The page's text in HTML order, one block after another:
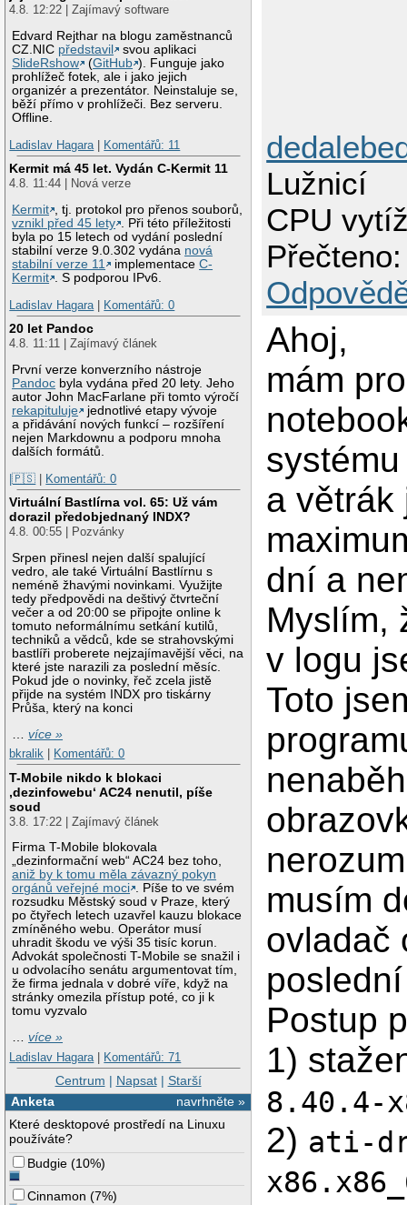
4.8. 12:22 | Zajímavý software
Edvard Rejthar na blogu zaměstnanců
CZ.NIC představil
svou aplikaci
SlideRshow
(GitHub ). Funguje jako
prohlížeč fotek, ale i jako jejich
organizér a prezentátor. Neinstaluje se,
běží přímo v prohlížeči. Bez serveru.
Offline.
Ladislav Hagara | Komentářů: 11
Kermit má 45 let. Vydán C-Kermit 11
4.8. 11:44 | Nová verze
Kermit , tj. protokol pro přenos souborů,
vznikl před 45 lety . Při této příležitosti
byla po 15 letech od vydání poslední
stabilní verze 9.0.302 vydána nová
stabilní verze 11
implementaceC-
Kermit . S podporou IPv6.
Ladislav Hagara | Komentářů: 0
20 let Pandoc
4.8. 11:11 | Zajímavý článek
První verze konverzního nástroje
Pandoc byla vydána před 20 lety. Jeho
autor John MacFarlane při tomto výročí
rekapituluje
jednotlivé etapy vývoje
a přidávání nových funkcí – rozšíření
nejen Markdownu a podporu mnoha
dalších formátů.
|🇵🇸 | Komentářů: 0
Virtuální Bastlírna vol. 65: Už vám
dorazil předobjednaný INDX?
4.8. 00:55 | Pozvánky
Srpen přinesl nejen další spalující
vedro, ale také Virtuální Bastlírnu s
neméně žhavými novinkami. Využijte
tedy předpovědi na deštivý čtvrteční
večer a od 20:00 se připojte online k
tomuto neformálnímu setkání kutilů,
techniků a vědců, kde se strahovskými
bastlíři proberete nejzajímavější věci, na
které jste narazili za poslední měsíc.
Pokud jde o novinky, řeč zcela jistě
přijde na systém INDX pro tiskárny
Průša, který na konci
…více »
bkralik
Komentářů: 0
T-Mobile nikdo k blokaci
‚dezinfowebu‘ AC24 nenutil, píše
soud
3.8. 17:22 | Zajímavý článek
Firma T-Mobile blokovala
„dezinformační web“ AC24 bez toho,
aniž by k tomu měla závazný pokyn
orgánů veřejné moci . Píše to ve svém
rozsudku Městský soud v Praze, který
po čtyřech letech uzavřel kauzu blokace
zmíněného webu. Operátor musí
uhradit škodu ve výši 35 tisíc korun.
Advokát společnosti T-Mobile se snažil i
u odvolacího senátu argumentovat tím,
že firma jednala v dobré víře, když na
stránky omezila přístup poté, co ji k
tomu vyzvalo
…více »
Ladislav Hagara | Komentářů: 71
Centrum | Napsat| Starší
navrhněte »
Anketa
Které desktopové prostředí na Linuxu
používáte?
Budgie (10%)
Cinnamon (7%)
Lužnicí
CPU
Ahoj,
mám
a větrák
dní a
Myslím,
v logu
Toto
musím
ovladač
Postup
1)
8.40.4-
2) ati-